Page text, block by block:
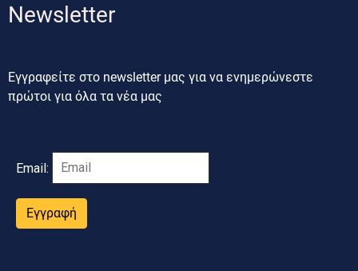
Newsletter
Εγγραφείτε στο newsletter μας για να ενημερώνεστε
πρώτοι για όλα τα νέα μας
Email:
Εγγραφή